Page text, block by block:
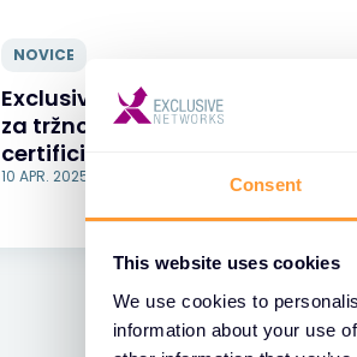
Consent
This website uses cookies
We use cookies to
information about your use
NOVICE
Exclusive Networks prejel zlato
za tržno inovacijo, partnerja leta
certificiranega trenerja leta v
10 APR. 2025